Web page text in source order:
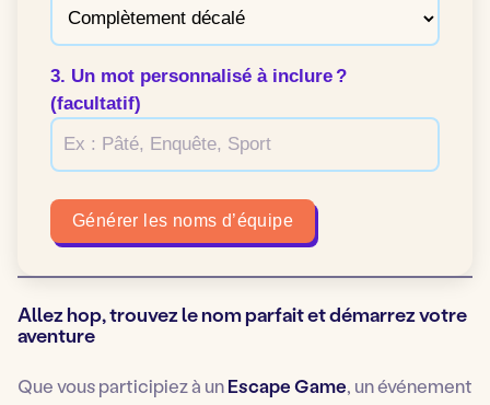
3. Un mot personnalisé à inclure ?
(facultatif)
Générer les noms d’équipe
Allez hop, trouvez le nom parfait et démarrez votre
aventure
Que vous participiez à unEscape Game, un événement